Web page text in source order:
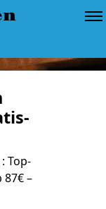
Top-
–